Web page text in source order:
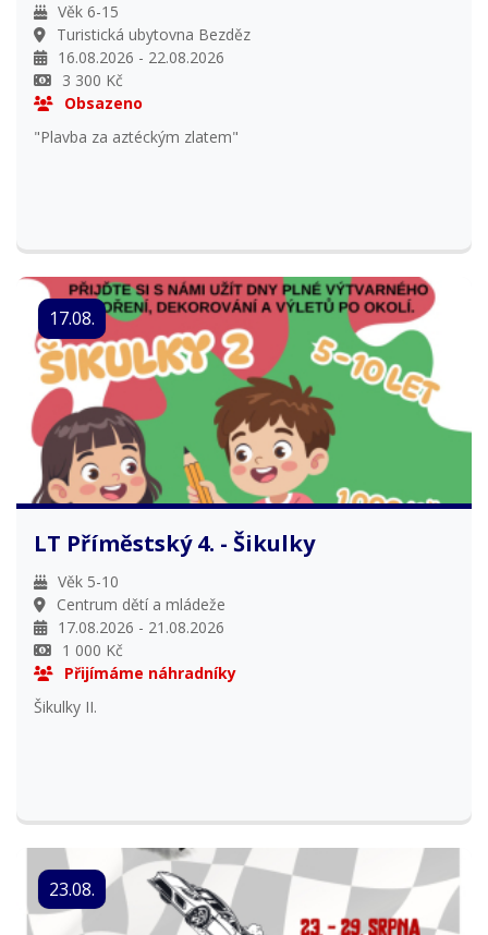
Věk 6-15
Turistická ubytovna Bezděz
16.08.2026 - 22.08.2026
3 300 Kč
Obsazeno
"Plavba za aztéckým zlatem"
17.08.
LT Příměstský 4. - Šikulky
Věk 5-10
Centrum dětí a mládeže
17.08.2026 - 21.08.2026
1 000 Kč
Přijímáme náhradníky
Šikulky II.
23.08.